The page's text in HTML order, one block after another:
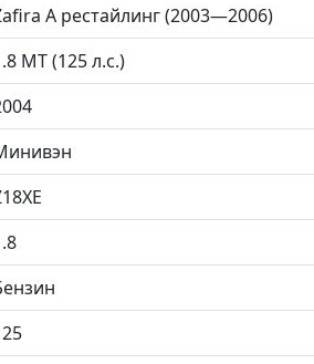
A рестайлинг (2003—2006)
MT (125 л.с.)